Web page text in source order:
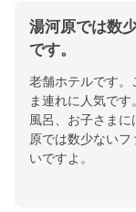
湯河原では数
です。
老舗ホテルです。
ま連れに人気で
風呂、お子さま
原では数少ない
いですよ。